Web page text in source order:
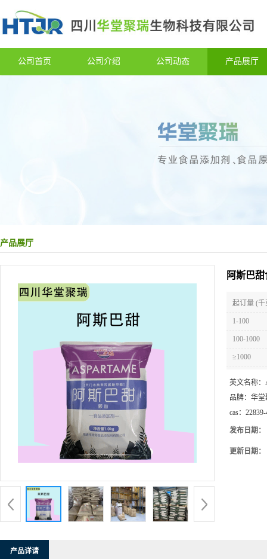
公司首页 公司介绍 公司动态 产品展厅
产品展厅
阿斯巴
起订量 (千
1-100
100-1000
≥1000
英文名称：
品牌： 华堂
cas：
发布日期：
更新日期：
产品详请